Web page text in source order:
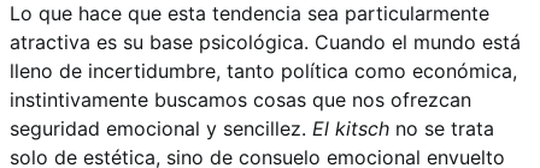
Lo que hace que esta tendencia sea particularmente
atractiva es su base psicológica. Cuando el mundo está
lleno de incertidumbre, tanto política como económica,
instintivamente buscamos cosas que nos ofrezcan
seguridad emocional y sencillez. El kitsch no se trata
solo de estética, sino de consuelo emocional envuelto